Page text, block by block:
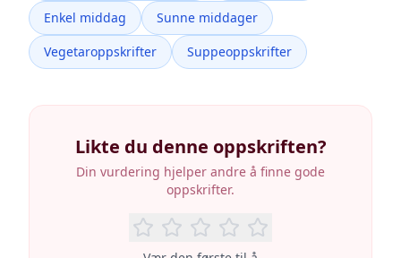
Enkel middag
Sunne middager
Vegetaroppskrifter
Suppeoppskrifter
Likte du denne oppskriften?
Din vurdering hjelper andre å finne gode
oppskrifter.